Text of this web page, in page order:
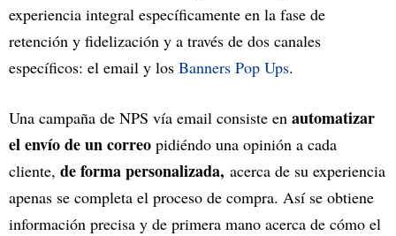
experiencia integral específicamente en la fase de
retención y fidelización y a través de dos canales
específicos: el email y los Banners Pop Ups.
Una campaña de NPS vía email consiste en automatizar
el envío de un correo pidiéndo una opinión a cada
cliente, de forma personalizada, acerca de su experiencia
apenas se completa el proceso de compra. Así se obtiene
información precisa y de primera mano acerca de cómo el